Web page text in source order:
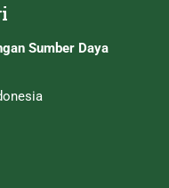
Sumber Daya